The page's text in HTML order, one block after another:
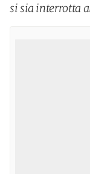
si sia interrotta